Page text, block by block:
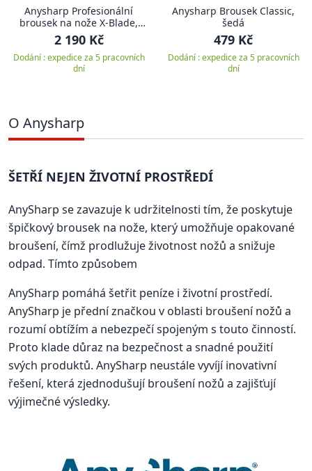
Anysharp Profesionální
brousek na nože X-Blade,
tmavě šedý
2 190 Kč
Dodání : expedice za 5 pracovních
dní
Anysharp Brousek Classic,
šedá
479 Kč
Dodání : expedice za 5 pracovních
dní
O Anysharp
ŠETŘÍ NEJEN ŽIVOTNÍ PROSTŘEDÍ
AnySharp se zavazuje k udržitelnosti tím, že poskytuje
špičkový brousek na nože, který umožňuje opakované
broušení, čímž prodlužuje životnost nožů a snižuje
odpad. Tímto způsobem
AnySharp pomáhá šetřit peníze i životní prostředí.
AnySharp je přední značkou v oblasti broušení nožů a
rozumí obtížím a nebezpečí spojeným s touto činností.
Proto klade důraz na bezpečnost a snadné použití
svých produktů. AnySharp neustále vyvíjí inovativní
řešení, která zjednodušují broušení nožů a zajišťují
výjimečné výsledky.